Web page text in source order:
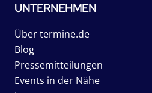
UNTERNEHMEN
Über termine.de
Blog
Pressemitteilungen
Events in der Nähe